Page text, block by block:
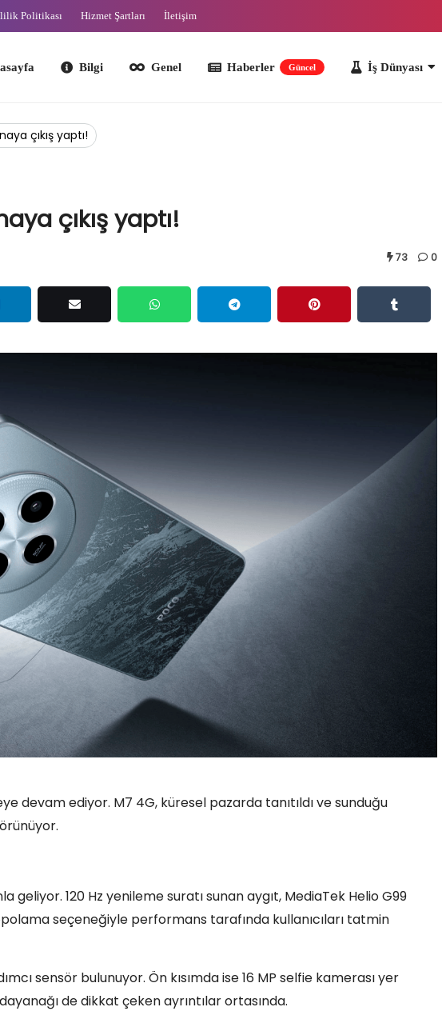
Politikası Hizmet Şartları İletişim
Bilgi Genel Haberler İş Dünyası
çıkış yaptı!
çıkış yaptı!
73 0
devam ediyor. M7 4G, küresel pazarda tanıtıldı ve sunduğu
geliyor. 120 Hz yenileme suratı sunan aygıt, MediaTek Helio G99
seçeneğiyle performans tarafında kullanıcıları tatmin
sensör bulunuyor. Ön kısımda ise 16 MP selfie kamerası yer
de dikkat çeken ayrıntılar ortasında.